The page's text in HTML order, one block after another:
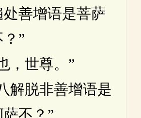
处善增语是菩萨
”
世尊。”
脱非善增语是
不？”